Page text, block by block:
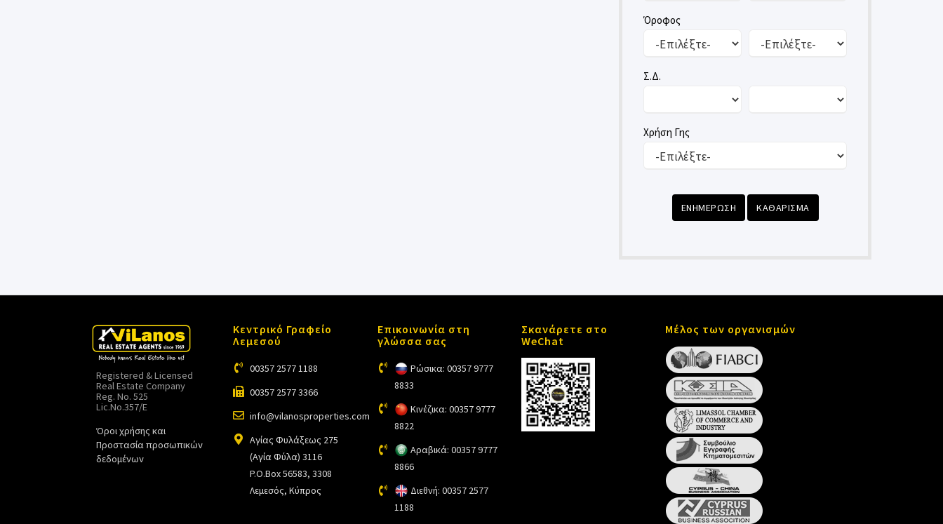
Όροφος
Σ.Δ.
Χρήση Γης
ΕΝΗΜΕΡΩΣΗ ΚΑΘΑΡΙΣΜΑ
Registered & Licensed
Real Estate Company
Reg. No. 525
Lic.No.357/E
Όροι χρήσης και
Προστασία προσωπικών
δεδομένων
Κεντρικό Γραφείο
Λεμεσού
00357 2577 1188
00357 2577 3366
info@vilanosproperties.com
Αγίας Φυλάξεως 275
(Αγία Φύλα) 3116
P.O.Box 56583, 3308
Λεμεσός, Κύπρος
Επικοινωνία στη
γλώσσα σας
Ρώσικα: 00357 9777
8833
Κινέζικα: 00357 9777
8822
Αραβικά: 00357 9777
8866
Διεθνή: 00357 2577
1188
Σκανάρετε στο
WeChat
Μέλος των οργανισμών